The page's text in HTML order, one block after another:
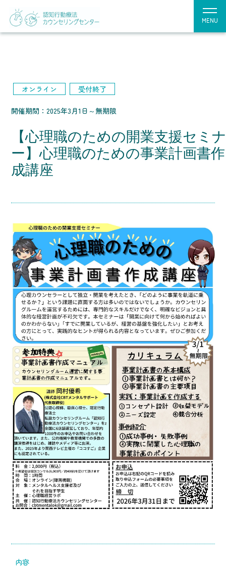
MENU
オンライン 受付終了
開催期間：2025年3月1日～無期限
【心理職のための開業支援セミ
ー】心理職のための事業計画書作
成講座
内容